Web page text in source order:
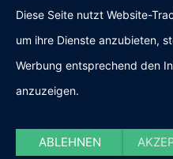
Diese Seite nutzt Website-
um ihre Dienste anzubieten,
Werbung entsprechend den
anzuzeigen.
ABLEHNEN